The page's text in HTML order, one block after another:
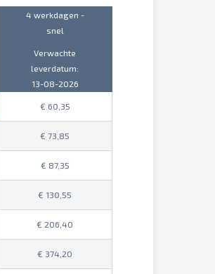
4 werkdagen -
snel
Verwachte
leverdatum:
13-08-2026
60,35
73,85
87,35
130,55
206,40
374,20